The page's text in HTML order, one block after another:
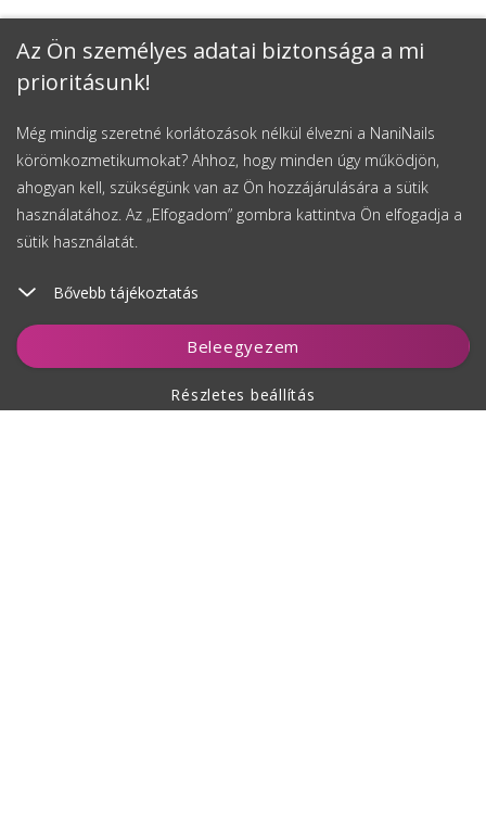
Az Ön személyes adatai biztonsága a mi
prioritásunk!
Még mindig szeretné korlátozások nélkül élvezni a NaniNails
körömkozmetikumokat? Ahhoz, hogy minden úgy működjön,
ahogyan kell, szükségünk van az Ön hozzájárulására a sütik
használatához. Az „Elfogadom” gombra kattintva Ön elfogadja a
sütik használatát.
Bővebb tájékoztatás
Beleegyezem
Részletes beállítás
Kosárhoz ad